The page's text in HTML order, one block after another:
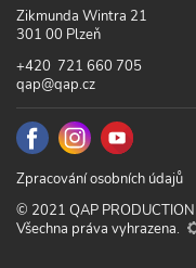
Zikmunda Wintra 21
301 00 Plzeň
+420 721 660 705
qap@qap.cz
Zpracování osobních údajů
© 2021 QAP PRODUCTION
Všechna práva vyhrazena.